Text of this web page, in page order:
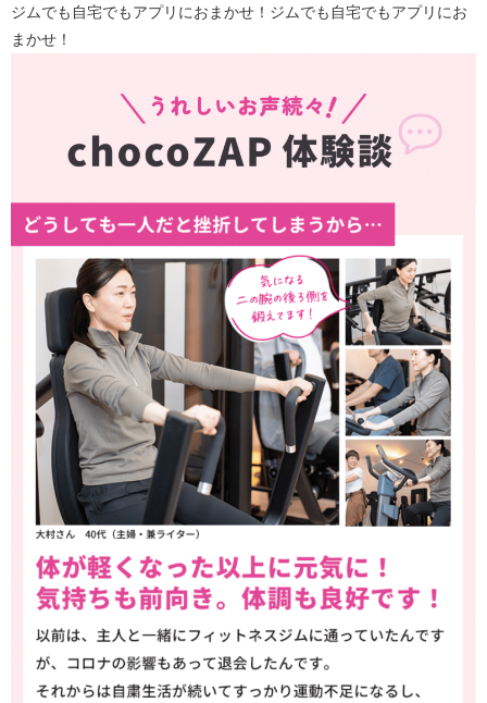
ジムでも自宅でもアプリにおまかせ！ジムでも自宅でもアプリにお
まかせ！